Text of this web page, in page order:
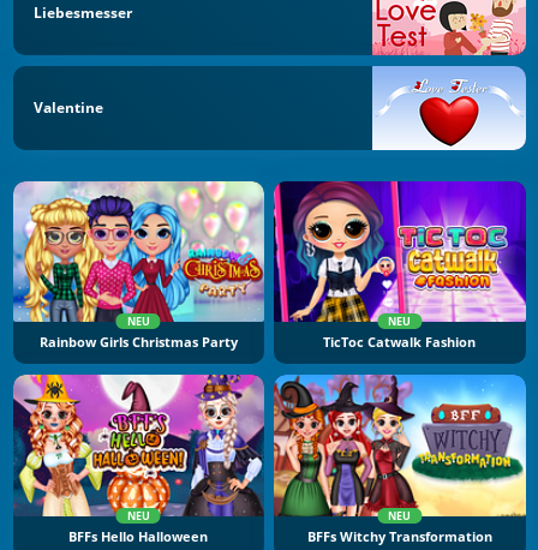
Liebesmesser
Valentine
NEU
Rainbow Girls Christmas Party
NEU
TicToc Catwalk Fashion
NEU
BFFs Hello Halloween
NEU
BFFs Witchy Transformation